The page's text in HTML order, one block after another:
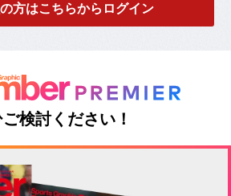
方はこちらからログイン
検討ください！